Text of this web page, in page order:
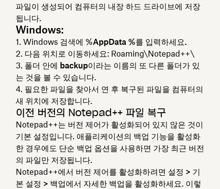
파일이 생성되어 컴퓨터의 내장 하드 드라이브에 저장
됩니다.
Windows:
Windows 검색에 %AppData %를 입력하세요.
다음 위치로 이동하세요: Roaming\Notepad++\
폴더 안에 backup이라는 이름의 또 다른 폴더가 있
는 것을 볼 수 있습니다.
필요한 파일을 찾아서 연 후 복구된 파일을 컴퓨터의
새 위치에 저장합니다.
이전 버전의 Notepad++ 파일 복구
Notepad++는 버전 제어가 활성화되어 있지 않은 것이
기본 설정입니다. 애플리케이션의 백업 기능을 활성화
한 경우에도 단순 백업 옵션을 사용하면 가장 최근 버전
의 파일만 저장됩니다.
Notepad++에서 버전 제어를 활성화하려면 설정 > 기
본 설정 > 백업에서 자세한 백업을 활성화하세요. 이렇